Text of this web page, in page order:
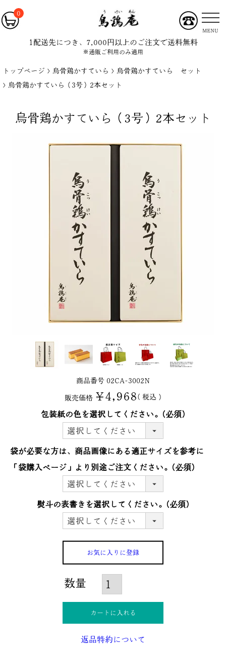
0
MENU
1配送先につき、7,000円以上のご注文で送料無料
※通販ご利用のみ適用
トップページ 烏骨鶏かすていら
烏骨鶏かすていら セット
烏骨鶏かすていら（3号）2本セット
烏骨鶏かすていら（3号）2本セット
商品番号 02CA-3002N
販売価格 ¥4,968 税込
包装紙の色を選択してください。 (必須)
袋が必要な方は、商品画像にある適正サイズを参考に
「袋購入ぺージ」より別途ご注文ください。
(必須)
熨斗の表書きを選択してください。 (必須)
お気に入りに登録
カートに入れる
返品特約について